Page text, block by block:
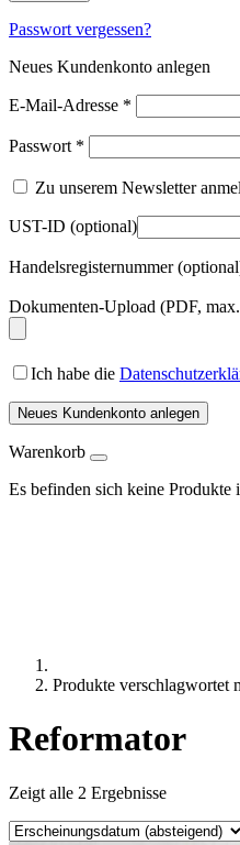
Passwort vergessen?
Neues Kundenkonto anlegen
E-Mail-Adresse *
Passwort *
Zu unserem Newsletter
UST-ID (optional)
Handelsregisternummer
Dokumenten-Upload (PDF,
Ich habe die
Neues Kundenkonto anlegen
Warenkorb
Es befinden sich keine Produkte
Produkte verschlagwortet
Reformator
Zeigt alle 2 Ergebnisse